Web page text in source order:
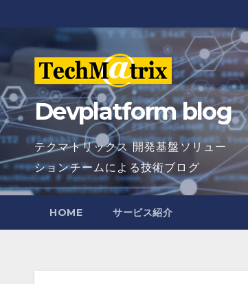
content
Devplatform blog
テクマトリックス 開発基盤ソリュー
ションチームによる技術ブログ
HOME サービス紹介